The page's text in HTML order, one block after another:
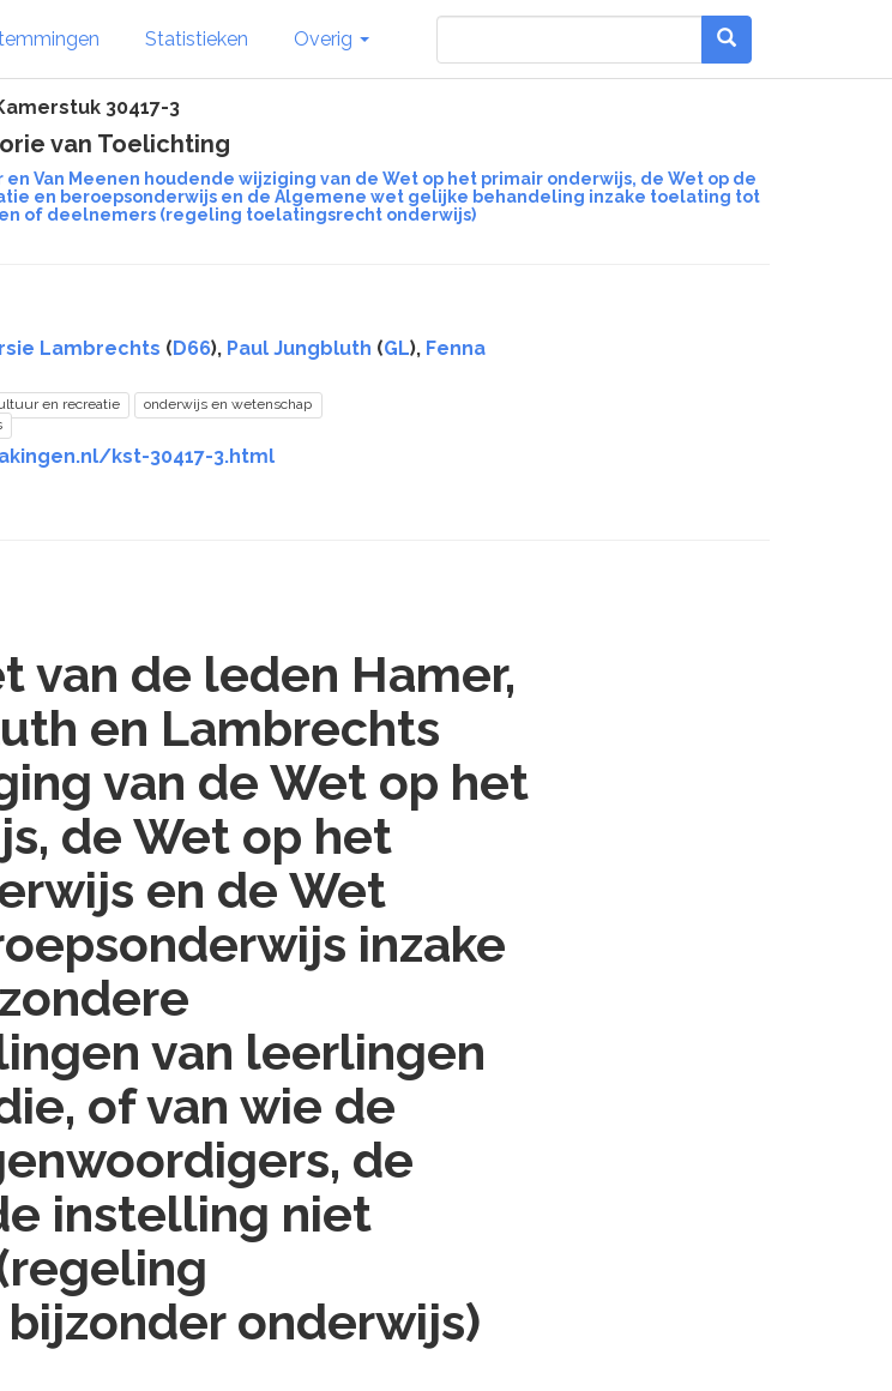
Statistieken Overig
30417-3
van Toelichting
Van Meenen houdende wijziging van de Wet op het primair onderwijs, de Wet op de
en beroepsonderwijs en de Algemene wet gelijke behandeling inzake toelating tot
of deelnemers (regeling toelatingsrecht onderwijs)
Lambrechts (D66), Paul Jungbluth (GL), Fenna
en recreatie
onderwijs en wetenschap
kst-30417-3.html
van de leden Hamer,
en Lambrechts
van de Wet op het
de Wet op het
en de Wet
inzake
van leerlingen
of van wie de
de
instelling niet
onderwijs)